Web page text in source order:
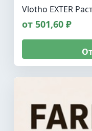
Vlotho EXTER
от 501,60 ₽